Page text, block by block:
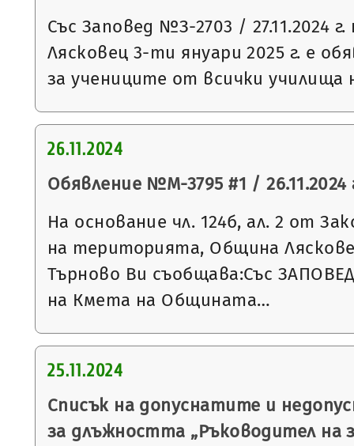
Със Заповед №З-2703 / 27.11.2024
Лясковец 3-ти януари 2025 г. е
за учениците от всички
26.11.2024
Обявление №М-3795 #1 / 26.11.2024
На основание чл. 124б, ал. 2 от
на територията, Община
Търново Ви съобщава:Със
на Кмета на Общината…
25.11.2024
Списък на допуснатите и
за длъжността „Ръководител на